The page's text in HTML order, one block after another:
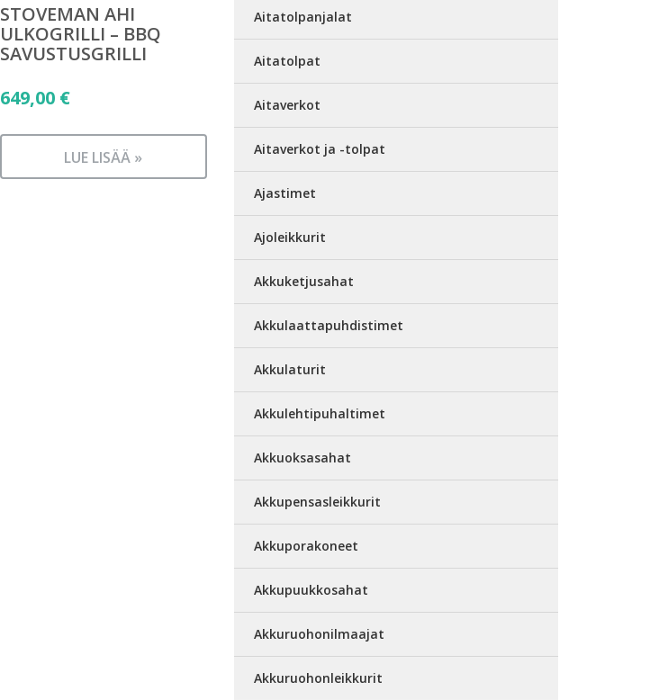
STOVEMAN AHI
ULKOGRILLI – BBQ
SAVUSTUSGRILLI
649,00 €
LUE LISÄÄ »
Aitatolpanjalat
Aitatolpat
Aitaverkot
Aitaverkot ja -tolpat
Ajastimet
Ajoleikkurit
Akkuketjusahat
Akkulaattapuhdistimet
Akkulaturit
Akkulehtipuhaltimet
Akkuoksasahat
Akkupensasleikkurit
Akkuporakoneet
Akkupuukkosahat
Akkuruohonilmaajat
Akkuruohonleikkurit